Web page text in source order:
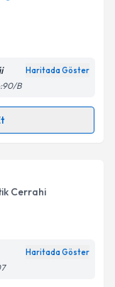
almanız için bir
belirtilen
Haritada Göster
B
almanız
ile
Cerrahi
Haritada Göster